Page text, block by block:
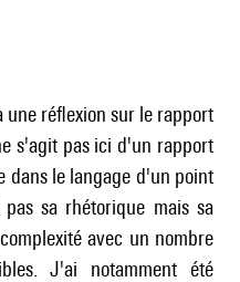
réflexion sur le rapport
s'agit pas ici d'un rapport
dans le langage d'un point
sa rhétorique mais sa
avec un nombre
J'ai notamment été